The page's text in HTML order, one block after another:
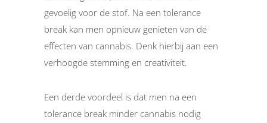
gevoelig voor de stof. Na een tolerance
break kan men opnieuw genieten van de
effecten van cannabis. Denk hierbij aan een
verhoogde stemming en creativiteit.
Een derde voordeel is dat men na een
tolerance break minder cannabis nodig